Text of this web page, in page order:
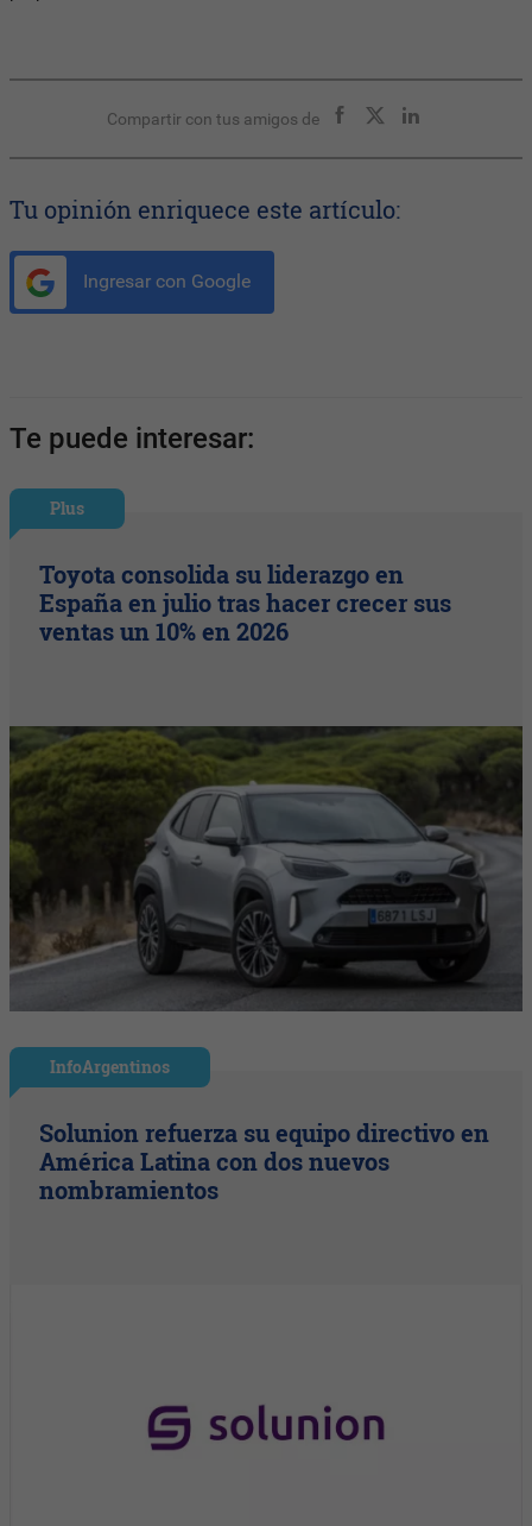
Compartir con tus amigos de
Tu opinión enriquece este artículo:
Ingresar con Google
Te puede interesar:
Plus
Toyota consolida su liderazgo en
España en julio tras hacer crecer sus
ventas un 10% en 2026
InfoArgentinos
Solunion refuerza su equipo directivo en
América Latina con dos nuevos
nombramientos